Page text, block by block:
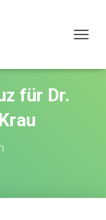
V
für Dr.